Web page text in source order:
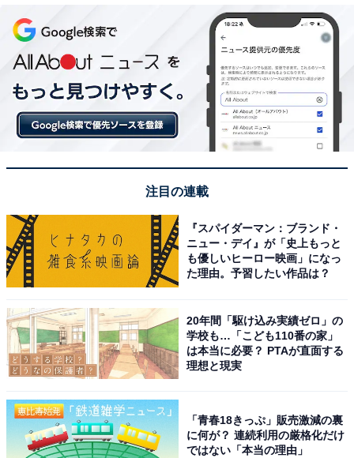
自然と自家源泉の美肌の湯が魅力
注目の連載
『スパイダーマン：ブランド・
ニュー・デイ』が「史上もっと
も優しいヒーロー映画」になっ
た理由。予習したい作品は？
20年間「駆け込み実績ゼロ」の
学校も…「こども110番の家」
は本当に必要？ PTAが直面する
理想と現実
「青春18きっぷ」販売激減の裏
に何が？ 連続利用の厳格化だけ
ではない「本当の理由」